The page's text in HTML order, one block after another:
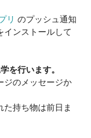
！
》■
のは
リ のプッシュ通知
インストールして
を行います。
ジのメッセージか
持ち物は前日ま